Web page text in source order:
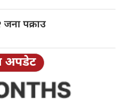
जना पक्राउ
अपडेट